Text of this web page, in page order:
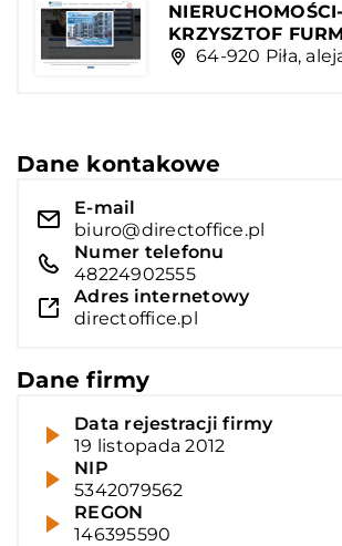
KRZYSZTOF
64-920 Piła,
Dane kontakowe
E-mail
biuro@directoffice.pl
Numer telefonu
48224902555
Adres internetowy
directoffice.pl
Dane firmy
Data rejestracji firmy
19 listopada 2012
NIP
5342079562
REGON
146395590